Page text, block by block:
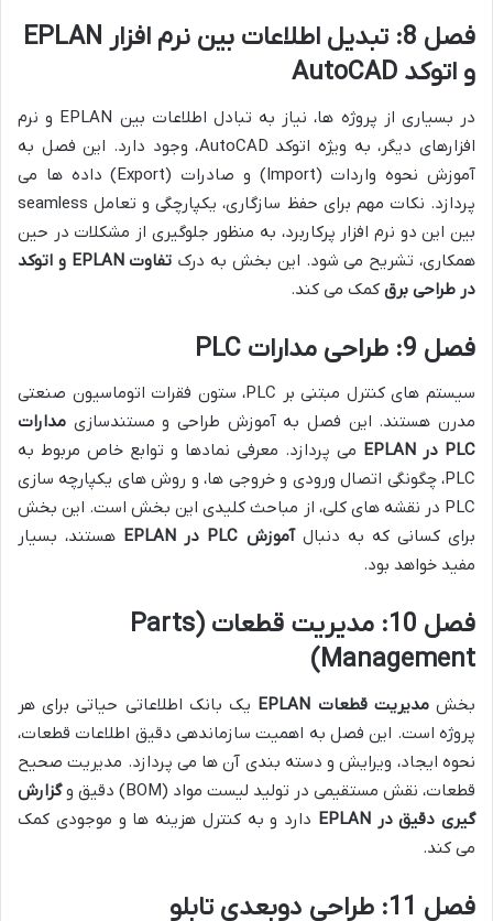
فصل 8: تبدیل اطلاعات بین نرم افزار EPLAN
و اتوکد AutoCAD
در بسیاری از پروژه ها، نیاز به تبادل اطلاعات بین EPLAN و نرم
افزارهای دیگر، به ویژه اتوکد AutoCAD، وجود دارد. این فصل به
آموزش نحوه واردات (Import) و صادرات (Export) داده ها می
پردازد. نکات مهم برای حفظ سازگاری، یکپارچگی و تعامل seamless
بین این دو نرم افزار پرکاربرد، به منظور جلوگیری از مشکلات در حین
همکاری، تشریح می شود. این بخش به درک
تفاوت EPLAN و اتوکد
در طراحی برق کمک می کند.
فصل 9: طراحی مدارات PLC
سیستم های کنترل مبتنی بر PLC، ستون فقرات اتوماسیون صنعتی
مدرن هستند. این فصل به آموزش طراحی و مستندسازی مدارات
PLC در EPLAN
می پردازد. معرفی نمادها و توابع خاص مربوط به
PLC، چگونگی اتصال ورودی و خروجی ها، و روش های یکپارچه سازی
PLC در نقشه های کلی، از مباحث کلیدی این بخش است. این بخش
برای کسانی که به دنبالآموزش PLC در EPLAN
هستند، بسیار
مفید خواهد بود.
فصل 10: مدیریت قطعات (Parts
Management)
بخشمدیریت قطعات EPLAN
یک بانک اطلاعاتی حیاتی برای هر
پروژه است. این فصل به اهمیت سازماندهی دقیق اطلاعات قطعات،
نحوه ایجاد، ویرایش و دسته بندی آن ها می پردازد. مدیریت صحیح
قطعات، نقش مستقیمی در تولید لیست مواد (BOM) دقیق و
گزارش
گیری دقیق در EPLAN
دارد و به کنترل هزینه ها و موجودی کمک
می کند.
فصل 11: طراحی دوبعدی تابلو